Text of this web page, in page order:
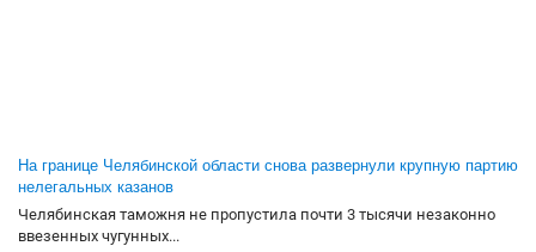
На границе Челябинской области снова развернули крупную партию
нелегальных казанов
Челябинская таможня не пропустила почти 3 тысячи незаконно
ввезенных чугунных...